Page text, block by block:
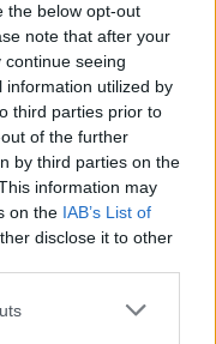
the below opt-out
note that after your
seeing
information utilized by
third parties prior to
of the further
by third parties on the
information may
on the IAB’s List of
disclose it to other
one or more Google
«Έχουμε
στο
των
του